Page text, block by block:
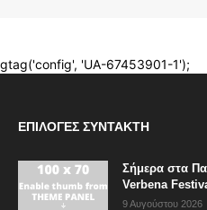
ΕΠΙΛΟΓΈΣ ΣΥΝΤΆΚΤΗ
Σήμερα στα
Verbena
9 Αυγούστου 2026